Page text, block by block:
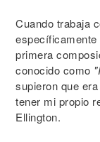
Cuando trabaja
primera
conocido como
supieron que
tener mi propio
Ellington.